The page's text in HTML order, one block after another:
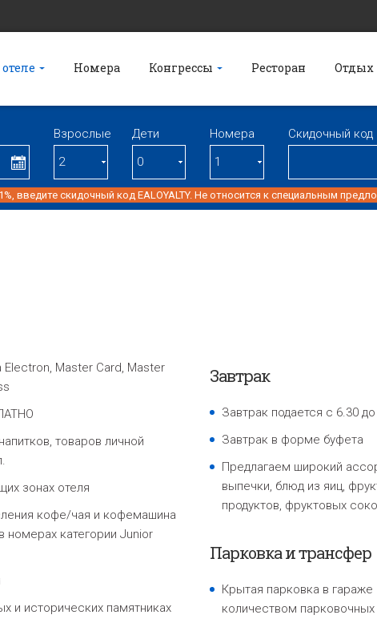
Номера Конгрессы Ресторан Отдых
Взрослые Дети Номерa Скидочный код
введите скидочный код EALOYALTY. Не относится к специальным
Master Card, Master
товаров личной
зонах отеля
кофе/чая и кофемашина
номерах категории Junior
и исторических памятниках
Завтрак
Завтрак подается с 6.30
Завтрак в форме буфета
Предлагаем широкий
выпечки, блюд из яиц,
продуктов, фруктовых
Парковка и трансфер
Крытая парковка в
количеством